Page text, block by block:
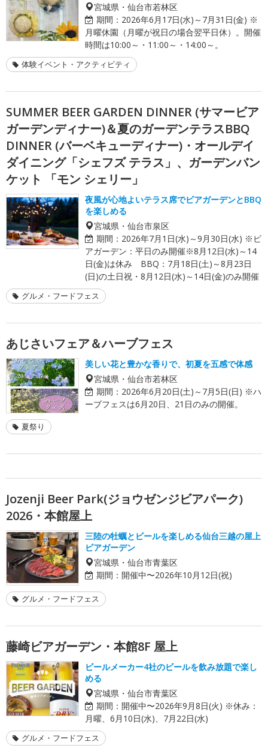
宮城県・仙台市若林区
期間： 2026年6月17日(水)～7月31日(金) ※
月曜休園（月曜が祝日の場合翌平日休）。開催
時間は10:00～・11:00～・14:00～。
体験イベント・アクティビティ
SUMMER BEER GARDEN DINNER (サマービア
ガーデンディナー)＆夏のガーデンテラスBBQ
DINNER (バーベキューディナー)・オールデイ
ダイニング「シェフズ テラス」、ガーデンバン
ケット 「モン シェリー」
夜風が心地よいテラス席でビアガーデンとBBQ
を楽しめる
宮城県・仙台市泉区
期間： 2026年7月1日(水)～9月30日(水) ※ビ
アガーデン：平日のみ開催※8月12日(水)～14
日(金)は休み BBQ：7月18日(土)～8月23日
(日)の土日祝・8月12日(水)～14日(金)のみ開催
グルメ・フードフェス
あじさいフェア＆ハーブフェス
美しい花と豊かな香りで、初夏を五感で体感
宮城県・仙台市若林区
期間： 2026年6月20日(土)～7月5日(日) ※ハ
ーブフェスは6月20日、21日のみの開催。
夏祭り
Jozenji Beer Park(ジョウゼンジビアパーク)
2026・本館屋上
三陸の牡蠣とビールを楽しめる仙台三越の屋上
ビアガーデン
宮城県・仙台市青葉区
期間： 開催中〜2026年10月12日(祝)
グルメ・フードフェス
藤崎ビアガーデン・本館8F 屋上
ビールメーカー4社のビールを飲み放題で楽し
める
宮城県・仙台市青葉区
期間： 開催中〜2026年9月8日(火) ※休み：
月曜、6月10日(水)、7月22日(水)
グルメ・フードフェス